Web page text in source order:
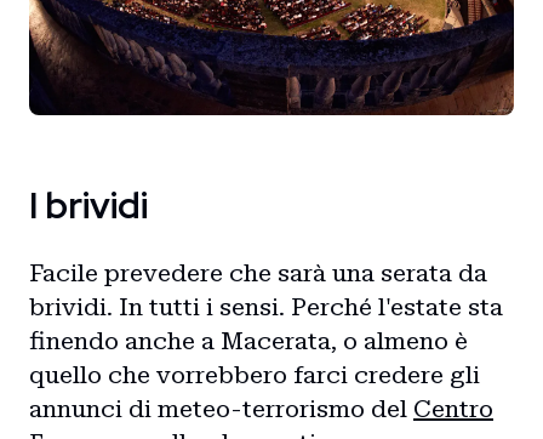
Home
Intro
I brividi
Facile prevedere che sarà una serata da
brividi. In tutti i sensi. Perché l'estate sta
finendo anche a Macerata, o almeno è
quello che vorrebbero farci credere gli
annunci di meteo-terrorismo del Centro